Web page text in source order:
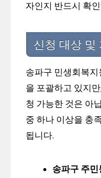
자인지 반드시 확
신청 대상 및
송파구 민생회복
을 포괄하고 있지
청 가능한 것은 아
중 하나 이상을 충
됩니다.
송파구 주